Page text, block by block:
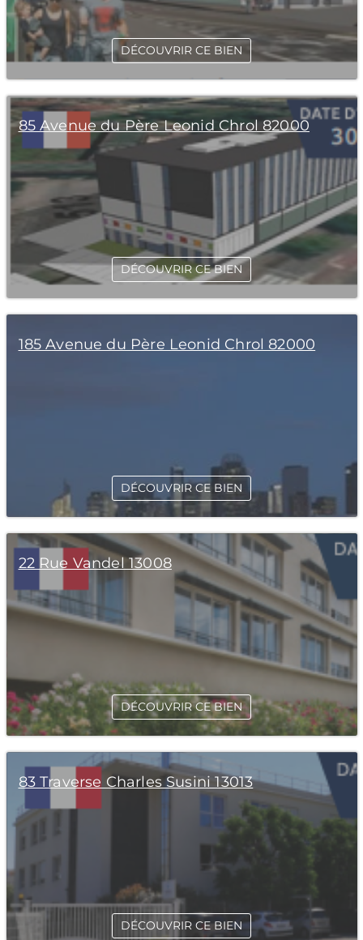
DÉCOUVRIR CE BIEN
85 Avenue du Père Leonid Chrol 82000
DÉCOUVRIR CE BIEN
185 Avenue du Père Leonid Chrol 82000
DÉCOUVRIR CE BIEN
22 Rue Vandel 13008
DÉCOUVRIR CE BIEN
83 Traverse Charles Susini 13013
DÉCOUVRIR CE BIEN